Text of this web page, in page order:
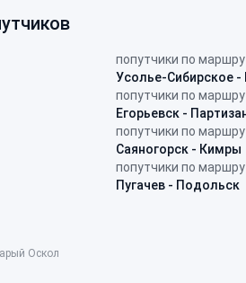
попутчики по
Усолье-Сибирское -
попутчики по
Егорьевск -
попутчики по
Саяногорск - Кимры
попутчики по
Пугачев - Подольск
Оскол